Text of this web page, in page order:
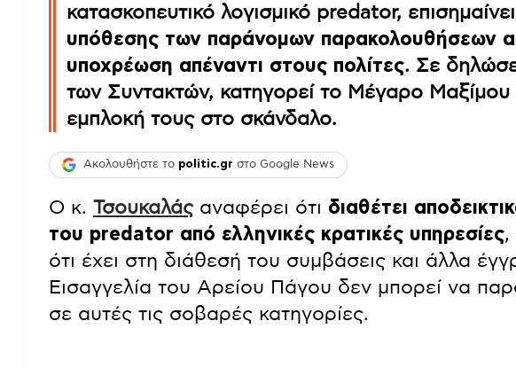
κατασκοπευτικό λογισμικό predator, επισημαίνει
υπόθεσης των παράνομων παρακολουθήσεων
υποχρέωση απέναντι στους πολίτες. Σε
των Συντακτών, κατηγορεί το Μέγαρο Μαξίμου
εμπλοκή τους στο σκάνδαλο.
Ακολουθήστε το politic.gr στο Google News
Ο κ. Τσουκαλάςαναφέρει ότι διαθέτει
του predator από ελληνικές κρατικές υπηρεσίες,
ότι έχει στη διάθεσή του συμβάσεις και άλλα
Εισαγγελία του Αρείου Πάγου δεν μπορεί να
σε αυτές τις σοβαρές κατηγορίες.